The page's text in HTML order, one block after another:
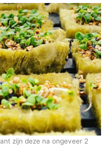
zijn deze na ongeveer 2